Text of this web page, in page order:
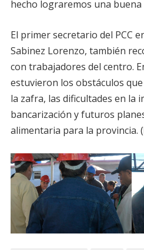
hecho lograremos una buena
El primer secretario del PCC
Sabinez Lorenzo, también
con trabajadores del centro.
estuvieron los obstáculos
la zafra, las dificultades en la
bancarización y futuros
alimentaria para la provincia. (